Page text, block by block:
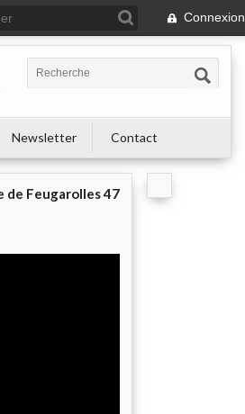
Connexion
Newsletter Contact
de Feugarolles 47